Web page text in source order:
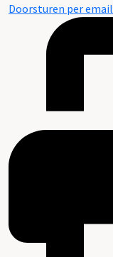
Doorsturen per email